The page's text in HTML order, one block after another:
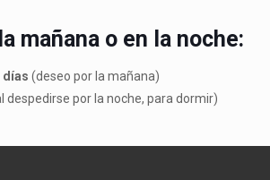
mañana o en la noche:
días (deseo por la mañana)
despedirse por la noche, para dormir)